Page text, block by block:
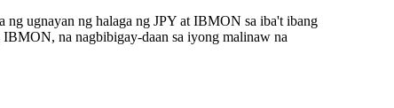
ng ugnayan ng halaga ng JPY at IBMON sa iba't ibang
na nagbibigay-daan sa iyong malinaw na